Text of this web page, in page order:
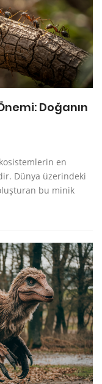
Doğanın
en
Dünya üzerindeki
bu minik